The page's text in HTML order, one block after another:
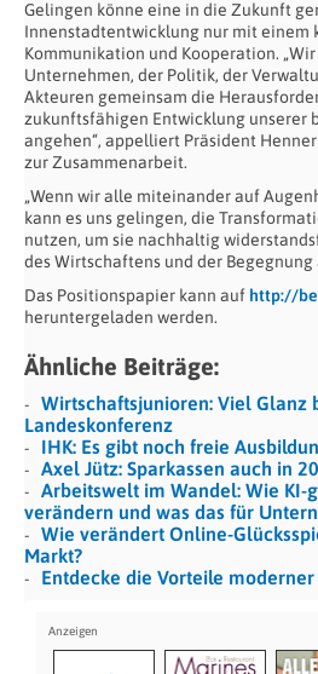
Gelingen könne eine in die Zukunft
Innenstadtentwicklung nur mit einem
Kommunikation und Kooperation.
Unternehmen, der Politik, der
Akteuren gemeinsam die
zukunftsfähigen Entwicklung unserer
angehen“, appelliert Präsident
zur Zusammenarbeit.
„Wenn wir alle miteinander auf
kann es uns gelingen, die
nutzen, um sie nachhaltig
des Wirtschaftens und der
Das Positionspapier kann auf http://
heruntergeladen werden.
Ähnliche Beiträge:
Wirtschaftsjunioren: Viel Glanz
Landeskonferenz
IHK: Es gibt noch freie
Axel Jütz: Sparkassen auch in
Arbeitswelt im Wandel: Wie KI-
verändern und was das für
Wie verändert Online-
Markt?
Entdecke die Vorteile